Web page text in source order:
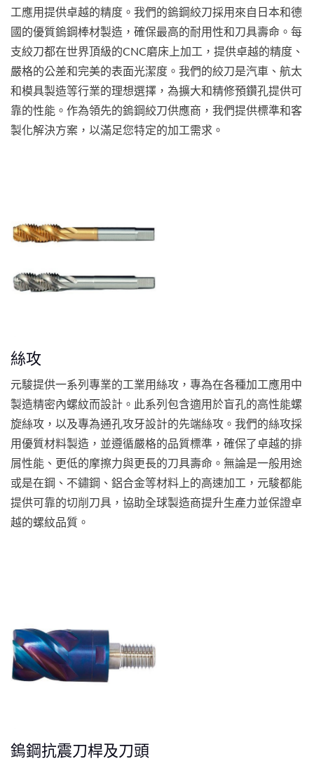
工應用提供卓越的精度。我們的鎢鋼絞刀採用來自日本和德
國的優質鎢鋼棒材製造，確保最高的耐用性和刀具壽命。每
支絞刀都在世界頂級的CNC磨床上加工，提供卓越的精度、
嚴格的公差和完美的表面光潔度。我們的絞刀是汽車、航太
和模具製造等行業的理想選擇，為擴大和精修預鑽孔提供可
靠的性能。作為領先的鎢鋼絞刀供應商，我們提供標準和客
製化解決方案，以滿足您特定的加工需求。
絲攻
元駿提供一系列專業的工業用絲攻，專為在各種加工應用中
製造精密內螺紋而設計。此系列包含適用於盲孔的高性能螺
旋絲攻，以及專為通孔攻牙設計的先端絲攻。我們的絲攻採
用優質材料製造，並遵循嚴格的品質標準，確保了卓越的排
屑性能、更低的摩擦力與更長的刀具壽命。無論是一般用途
或是在鋼、不鏽鋼、鋁合金等材料上的高速加工，元駿都能
提供可靠的切削刀具，協助全球製造商提升生產力並保證卓
越的螺紋品質。
鎢鋼抗震刀桿及刀頭